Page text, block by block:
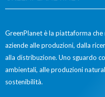
GreenPlanet è la piattaforma
aziende alle produzioni, dalla
alla distribuzione. Uno sguardo
ambientali, alle produzioni
sostenibilità.